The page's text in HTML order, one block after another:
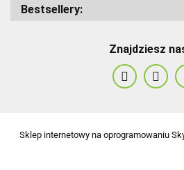
Bestsellery:
Znajdziesz
Sklep internetowy na oprogramowaniu